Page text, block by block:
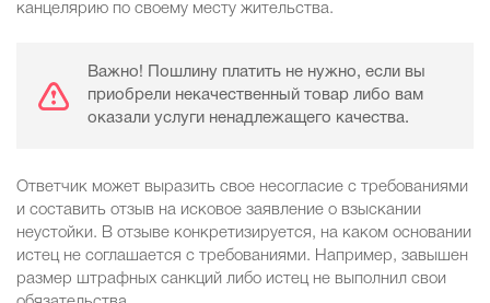
канцелярию по своему месту жительства.
Важно! Пошлину платить не нужно, если вы
приобрели некачественный товар либо вам
оказали услуги ненадлежащего качества.
Ответчик может выразить свое несогласие с требованиями
и составить отзыв на исковое заявление о взыскании
неустойки. В отзыве конкретизируется, на каком основании
истец не соглашается с требованиями. Например, завышен
размер штрафных санкций либо истец не выполнил свои